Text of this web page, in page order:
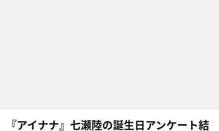
『アイナナ』七瀬陸の誕生日アンケート結